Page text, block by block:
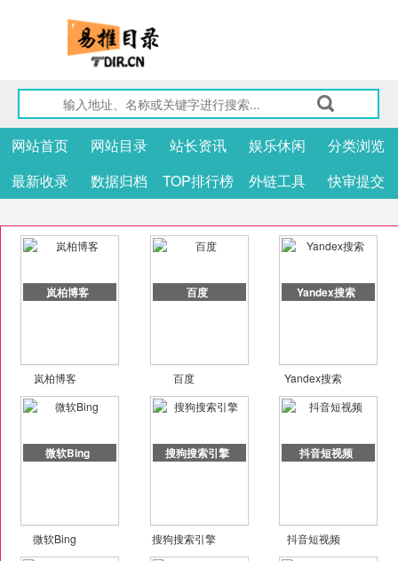
网站首页 网站目录 站长资讯 娱乐休闲
分类浏览
最新收录
数据归档 TOP排行榜 外链工具 快审提交
岚柏博客
岚柏博客
百度
百度
Yandex搜索
Yandex搜索
微软Bing
微软Bing
搜狗搜索引擎
搜狗搜索引擎
抖音短视频
抖音短视频